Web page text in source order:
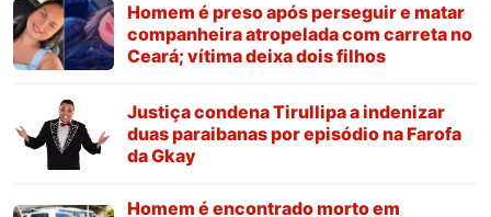
Homem é preso após perseguir e matar
companheira atropelada com carreta no
Ceará; vítima deixa dois filhos
Justiça condena Tirullipa a indenizar
duas paraibanas por episódio na Farofa
da Gkay
Homem é encontrado morto em